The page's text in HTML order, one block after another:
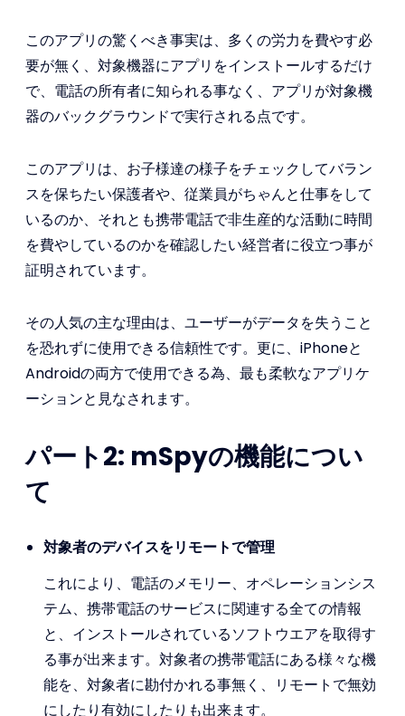
このアプリの驚くべき事実は、多くの労力を費やす必
要が無く、対象機器にアプリをインストールするだけ
で、電話の所有者に知られる事なく、アプリが対象機
器のバックグラウンドで実行される点です。
このアプリは、お子様達の様子をチェックしてバラン
スを保ちたい保護者や、従業員がちゃんと仕事をして
いるのか、それとも携帯電話で非生産的な活動に時間
を費やしているのかを確認したい経営者に役立つ事が
証明されています。
その人気の主な理由は、ユーザーがデータを失うこと
を恐れずに使用できる信頼性です。更に、iPhoneと
Androidの両方で使用できる為、最も柔軟なアプリケ
ーションと見なされます。
パート2: mSpyの機能につい
て
対象者のデバイスをリモートで管理
これにより、電話のメモリー、オペレーションシス
テム、携帯電話のサービスに関連する全ての情報
と、インストールされているソフトウエアを取得す
る事が出来ます。対象者の携帯電話にある様々な機
能を、対象者に勘付かれる事無く、リモートで無効
にしたり有効にしたりも出来ます。